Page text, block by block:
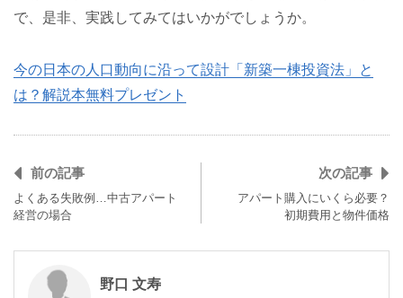
で、是非、実践してみてはいかがでしょうか。
今の日本の人口動向に沿って設計「新築一棟投資法」と
は？解説本無料プレゼント
前の記事
よくある失敗例…中古アパート
経営の場合
次の記事
アパート購入にいくら必要？
初期費用と物件価格
野口 文寿